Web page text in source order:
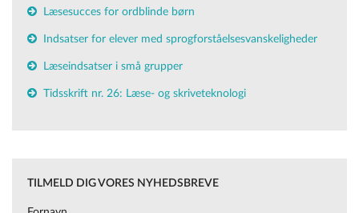
Læsesucces for ordblinde børn
Indsatser for elever med sprogforståelsesvanskeligheder
Læseindsatser i små grupper
Tidsskrift nr. 26: Læse- og skriveteknologi
TILMELD DIG VORES NYHEDSBREVE